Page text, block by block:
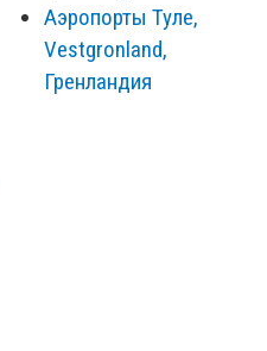
Аэропорты Туле,
Vestgronland,
Гренландия